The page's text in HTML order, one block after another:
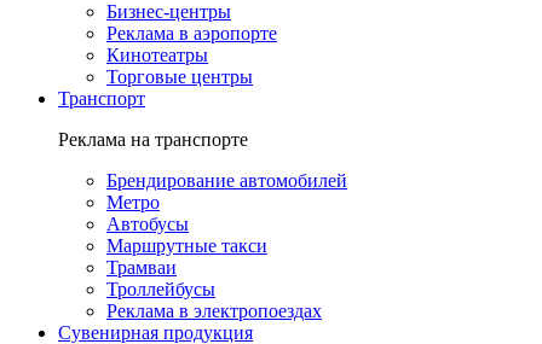
Бизнес-центры
Реклама в аэропорте
Кинотеатры
Торговые центры
Транспорт
Реклама на транспорте
Брендирование автомобилей
Метро
Автобусы
Маршрутные такси
Трамваи
Троллейбусы
Реклама в электропоездах
Сувенирная продукция